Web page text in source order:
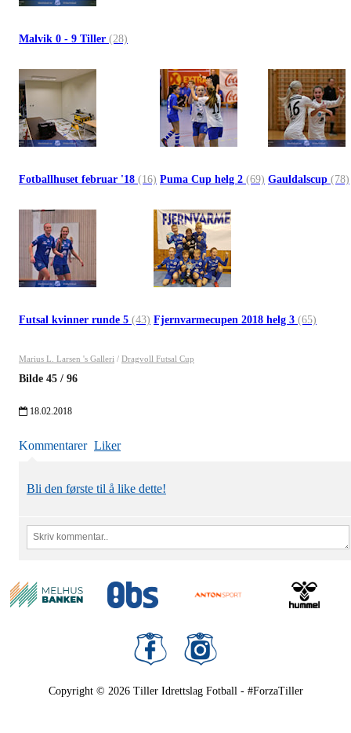
Malvik 0 - 9 Tiller (28)
Fotballhuset februar '18 (16) Puma Cup helg 2 (69) Gauldalscup (78)
Futsal kvinner runde 5 (43) Fjernvarmecupen 2018 helg 3 (65)
Marius L. Larsen 's Galleri / Dragvoll Futsal Cup
Bilde 45 / 96
18.02.2018
Kommentarer Liker
Bli den første til å like dette!
Copyright © 2026 Tiller Idrettslag Fotball - #ForzaTiller